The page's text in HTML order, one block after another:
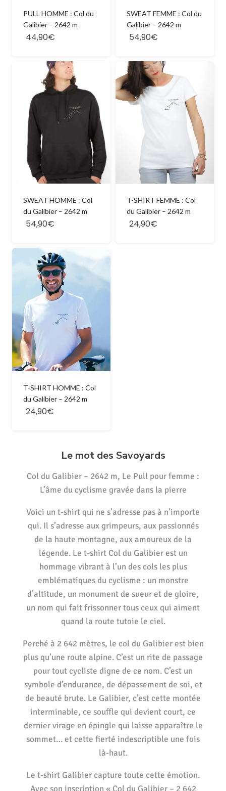
PULL HOMME : Col du
Galibier – 2642 m
44,90€
SWEAT FEMME : Col du
Galibier – 2642 m
54,90€
SWEAT HOMME : Col
du Galibier – 2642 m
54,90€
T-SHIRT FEMME : Col
du Galibier – 2642 m
24,90€
T-SHIRT HOMME : Col
du Galibier – 2642 m
24,90€
Le mot des Savoyards
Col du Galibier – 2642 m, Le Pull pour femme :
L’âme du cyclisme gravée dans la pierre
Voici un t-shirt qui ne s’adresse pas à n’importe
qui. Il s’adresse aux grimpeurs, aux passionnés
de la haute montagne, aux amoureux de la
légende. Le t-shirt Col du Galibier est un
hommage vibrant à l’un des cols les plus
emblématiques du cyclisme : un monstre
d’altitude, un monument de sueur et de gloire,
un nom qui fait frissonner tous ceux qui aiment
quand la route tutoie le ciel.
Perché à 2 642 mètres, le col du Galibier est bien
plus qu’une route alpine. C’est un rite de passage
pour tout cycliste digne de ce nom. C’est un
symbole d’endurance, de dépassement de soi, et
de beauté brute. Le Galibier, c’est cette montée
interminable, ce souffle qui devient court, ce
dernier virage en épingle qui laisse apparaître le
sommet… et cette fierté indescriptible une fois
là-haut.
Le t-shirt Galibier capture toute cette émotion.
Avec son inscription « Col du Galibier – 2 642